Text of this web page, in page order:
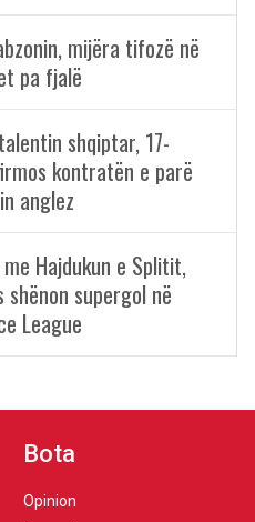
mijëra tifozë në
pa fjalë
shqiptar, 17-
kontratën e parë
anglez
Hajdukun e Splitit,
supergol në
League
Bota
Opinion